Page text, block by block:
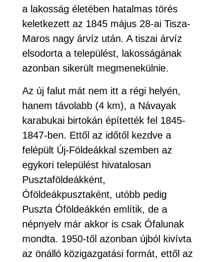
a lakosság életében hatalmas törés
keletkezett az 1845 május 28-ai Tisza-
Maros nagy árvíz után. A tiszai árvíz
elsodorta a települést, lakosságának
azonban sikerült megmenekülnie.
Az új falut mát nem itt a régi helyén,
hanem távolabb (4 km), a Návayak
karabukai birtokán építették fel 1845-
1847-ben. Ettől az időtől kezdve a
felépült Új-Földeákkal szemben az
egykori települést hivatalosan
Pusztaföldeákként,
Óföldeákpusztaként, utóbb pedig
Puszta Óföldeákkén említik, de a
népnyelv már akkor is csak Ófalunak
mondta. 1950-től azonban újból kivívta
az önálló közigazgatási formát, ettől az